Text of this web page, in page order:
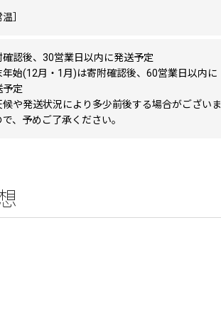
温］
確認後、30営業日以内に発送予定
年始(12月・1月)は寄附確認後、60営業日以内に
予定
や発送状況により多少前後する場合がございま
、予めご了承ください。